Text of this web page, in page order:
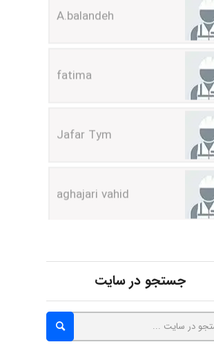
fatima
Jafar Tym
aghajari vahid
Poubakhtiari
Alirez0990
hosein abdolvand
جستجو در سایت